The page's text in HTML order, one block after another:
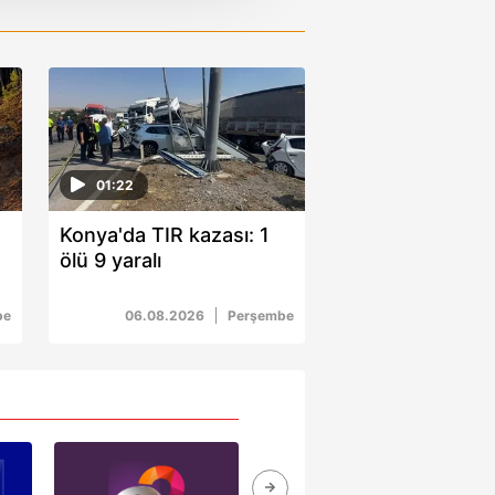
ve sizlere yönelik
detaylı bilgi için Ayarlar
ve sitemizde ilgili
01:22
Konya'da TIR kazası: 1
ölü 9 yaralı
06.08.2026 Perşembe